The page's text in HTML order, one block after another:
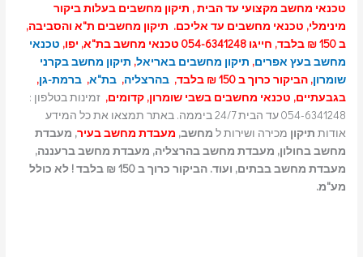
טכנאי מחשב מקצועי עד הבית , תיקון מחשבים בעלות ביקור
מינימלי, טכנאי מחשבים עד אליכם. תיקון מחשבים ת"א והסביבה,
טכנאי
מחשב בעץ אפרים,תיקון מחשבים באריאל,תיקון מחשב בקרני
שומרון, הביקור כרוך ב 150 ₪ בלבד, בהרצליה,בת"א,ברמת-גן,
בגבעתיים, טכנאי מחשבים בשבי שומרון, קדומים,זמינות בטלפון :
054-6341248 עד הבית 24/7 ביממה. באתר תמצאו את כל המידע
אודותתיקוןמכירה ושירות למחשב,מעבדת מחשב בעיר, מעבדת
מחשב בחולון, מעבדת מחשב בהרצליה, מעבדת מחשב ברעננה,
מעבדת מחשב בבתים, ועוד. הביקור כרוך ב 150 ₪ בלבד ! לא כולל
מע"מ.